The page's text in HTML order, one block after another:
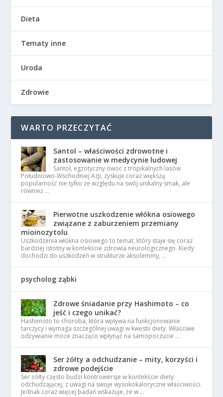
Dieta
Tematy inne
Uroda
Zdrowie
WARTO PRZECZYTAĆ
Santol – właściwości zdrowotne i
zastosowanie w medycynie ludowej
Santol, egzotyczny owoc z tropikalnych lasów
Południowo-Wschodniej Azji, zyskuje coraz większą
popularność nie tylko ze względu na swój unikalny smak, ale
również …
Pierwotne uszkodzenie włókna osiowego
związane z zaburzeniem przemiany
mioinozytolu
Uszkodzenia włókna osiowego to temat, który staje się coraz
bardziej istotny w kontekście zdrowia neurologicznego. Kiedy
dochodzi do uszkodzeń w strukturze aksolemmy, …
psycholog ząbki
Zdrowe śniadanie przy Hashimoto – co
jeść i czego unikać?
Hashimoto to choroba, która wpływa na funkcjonowanie
tarczycy i wymaga szczególnej uwagi w kwestii diety. Właściwe
odżywianie może znacząco wpłynąć na samopoczucie …
Ser żółty a odchudzanie – mity, korzyści i
zdrowe podejście
Ser żółty często budzi kontrowersje w kontekście diety
odchudzającej, z uwagi na swoje wysokokaloryczne właściwości.
Jednak coraz więcej badań wskazuje, że w …